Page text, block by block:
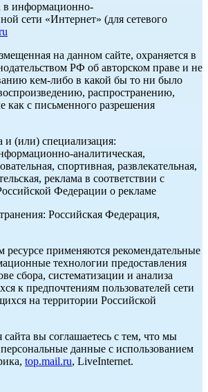
в информационно-
сети «Интернет» (для сетевого
на данном сайте, охраняется в
РФ об авторском праве и не
кем-либо в какой бы то ни было
распространению,
как с письменного разрешения
и (или) специализация:
аналитическая,
спортивная, развлекательная,
реклама в соответствии с
Федерации о рекламе
Российская Федерация,
применяются рекомендательные
технологии предоставления
сбора, систематизации и анализа
к предпочтениям пользователей сети
на территории Российской
вы соглашаетесь с тем, что мы
данные с использованием
top.mail.ru, LiveInternet.